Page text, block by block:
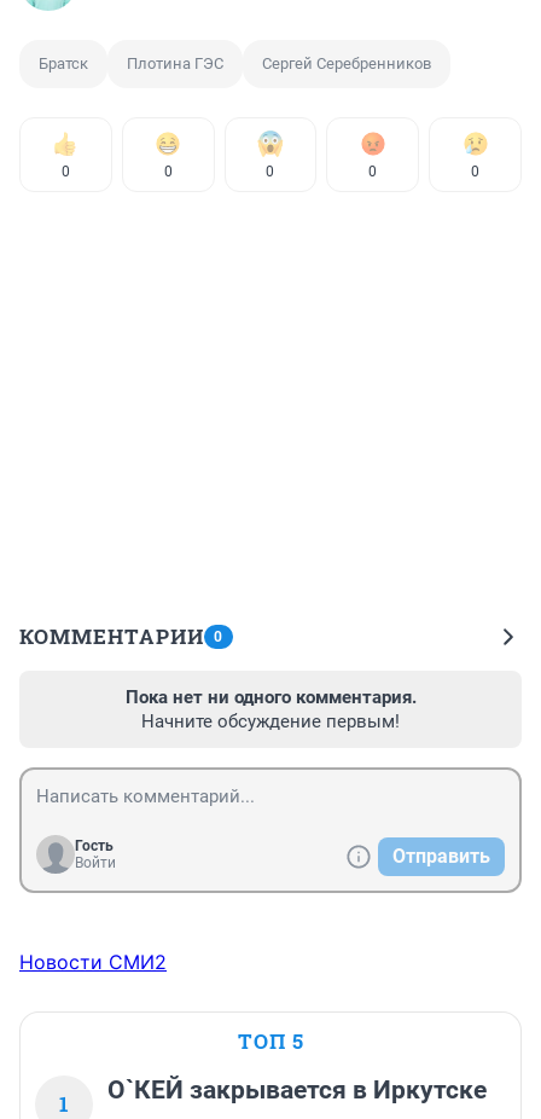
Братск Плотина ГЭС Сергей Серебренников
0 0 0 0 0
КОММЕНТАРИИ 0
Пока нет ни одного комментария.
Начните обсуждение первым!
Гость
Войти
Отправить
Новости СМИ2
ТОП 5
1 О`КЕЙ закрывается в Иркутске